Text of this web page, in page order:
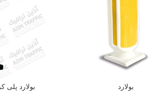
بولارد